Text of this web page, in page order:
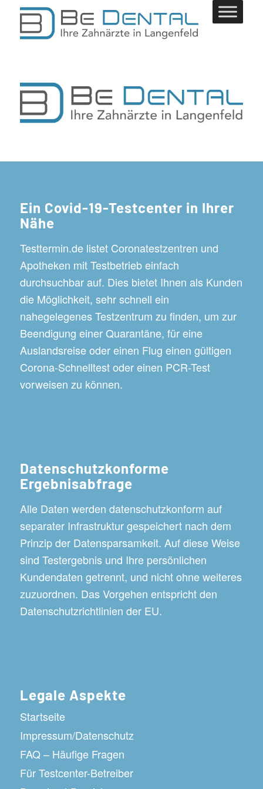
Ein Covid-19-Testcenter in Ihrer
Nähe
Testtermin.de listet Coronatestzentren und
Apotheken mit Testbetrieb einfach
durchsuchbar auf. Dies bietet Ihnen als Kunden
die Möglichkeit, sehr schnell ein
nahegelegenes Testzentrum zu finden, um zur
Beendigung einer Quarantäne, für eine
Auslandsreise oder einen Flug einen gültigen
Corona-Schnelltest oder einen PCR-Test
vorweisen zu können.
Datenschutzkonforme
Ergebnisabfrage
Alle Daten werden datenschutzkonform auf
separater Infrastruktur gespeichert nach dem
Prinzip der Datensparsamkeit. Auf diese Weise
sind Testergebnis und Ihre persönlichen
Kundendaten getrennt, und nicht ohne weiteres
zuzuordnen. Das Vorgehen entspricht den
Datenschutzrichtlinien der EU.
Legale Aspekte
Startseite
Impressum/Datenschutz
FAQ – Häufige Fragen
Für Testcenter-Betreiber